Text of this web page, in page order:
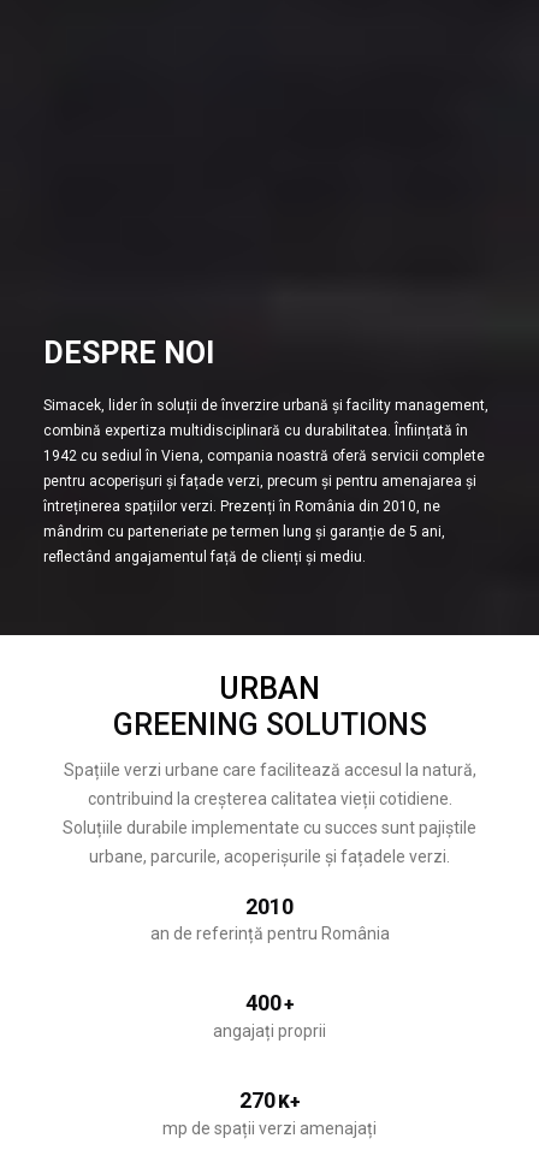
DESPRE NOI
Simacek, lider în soluții de înverzire urbană și facility management,
combină expertiza multidisciplinară cu durabilitatea. Înființată în
1942 cu sediul în Viena, compania noastră oferă servicii complete
pentru acoperișuri și fațade verzi, precum și pentru amenajarea și
întreținerea spațiilor verzi. Prezenți în România din 2010, ne
mândrim cu parteneriate pe termen lung și garanție de 5 ani,
reflectând angajamentul față de clienți și mediu.
URBAN
GREENING SOLUTIONS
Spațiile verzi urbane care facilitează accesul la natură,
contribuind la creșterea calitatea vieții cotidiene.
Soluțiile durabile implementate cu succes sunt pajiștile
urbane, parcurile, acoperișurile și fațadele verzi.
2010
an de referință pentru România
400+
angajați proprii
270K+
mp de spații verzi amenajați